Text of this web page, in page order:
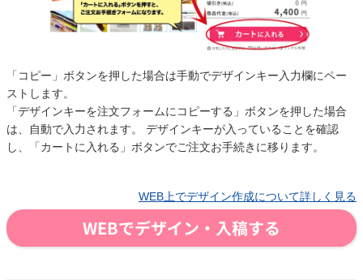
「コピー」ボタンを押した場合は手動でデザインキー入力欄にペー
ストします。
「デザインキーを注文フォームにコピーする」ボタンを押した場合
は、自動で入力されます。 デザインキーが入っていることを確認
し、「カートに入れる」ボタンでご注文お手続きに移ります。
WEB上でデザイン作成について詳しく見る
WEBでデザイン・入稿する